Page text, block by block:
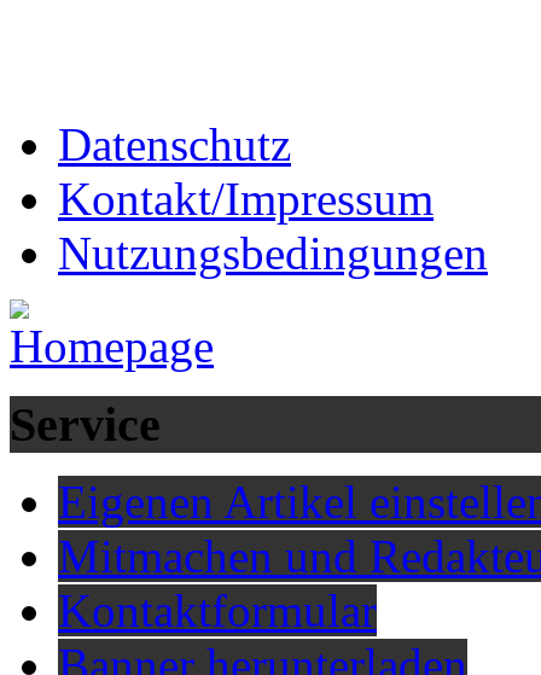
Datenschutz
Kontakt/Impressum
Nutzungsbedingungen
Service
Eigenen Artikel
Mitmachen und
Kontaktformular